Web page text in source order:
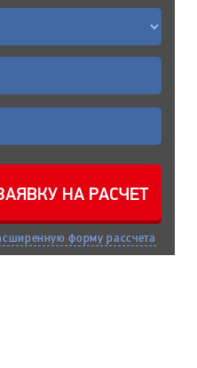
форму рассчета